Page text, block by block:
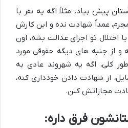
پیش بیاد. مثلاً اگه یه نفر با
عمداً شهادت نده و این کارش
تو اجرای عدالت بشه، اون
و از جنبه های دیگه حقوقی مورد
کلی، اگه یه شهروند عادی به
از شهادت دادن خودداری کنه،
مجازاتش کنن.
فرق داره: